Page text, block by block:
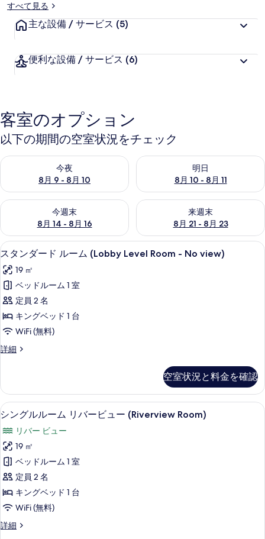
ーすべて見る
主な設備 / サービス (5)
便利な設備 / サービス (6)
客室のオプション
以下の期間の空室状況をチェック
今夜
8月 9 - 8月 10
今夜 8月 9 - 8月 10 の空室状況をチェック
明日
8月 10 - 8月 11
明日 8月 10 - 8月 11 の空室状
今週末
8月 14 - 8月 16
今週末 8月 14 - 8月 16 の空室状況をチェック
来週末
8月 21 - 8月 23
来週末 8月 21 - 8月 23 の空室
ス
タ
ン
ダ
ー
ド
ー
(Lobby
Level
Room
-
No
view)
の
す
べ
て
の
スタンダード ルーム (Lobby Level
4
スタンダード ルーム (Lobby Level Room - No view)
19 ㎡
ベッドルーム 1 室
定員 2 名
キングベッド 1 台
WiFi (無料)
詳細
ス
ー
ド
ル
ム
(Lobby
Level
Room
No
view)
の
詳
細
空室状況と料金を確認
シ
グ
ル
ル
ー
ム
バ
シングルルーム リバービュー
5
シングルルーム リバービュー (Riverview Room)
リバー ビュー
19 ㎡
ベッドルーム 1 室
定員 2 名
キングベッド 1 台
WiFi (無料)
詳細
シ